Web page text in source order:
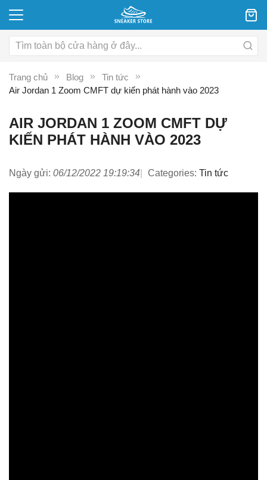
Trang chủ Blog
Tin tức
Air Jordan 1 Zoom CMFT dự kiến phát hành vào 2023
AIR JORDAN 1 ZOOM CMFT DỰ
KIẾN PHÁT HÀNH VÀO 2023
Ngày gửi: 06/12/2022 19:19:34 Categories: Tin tức